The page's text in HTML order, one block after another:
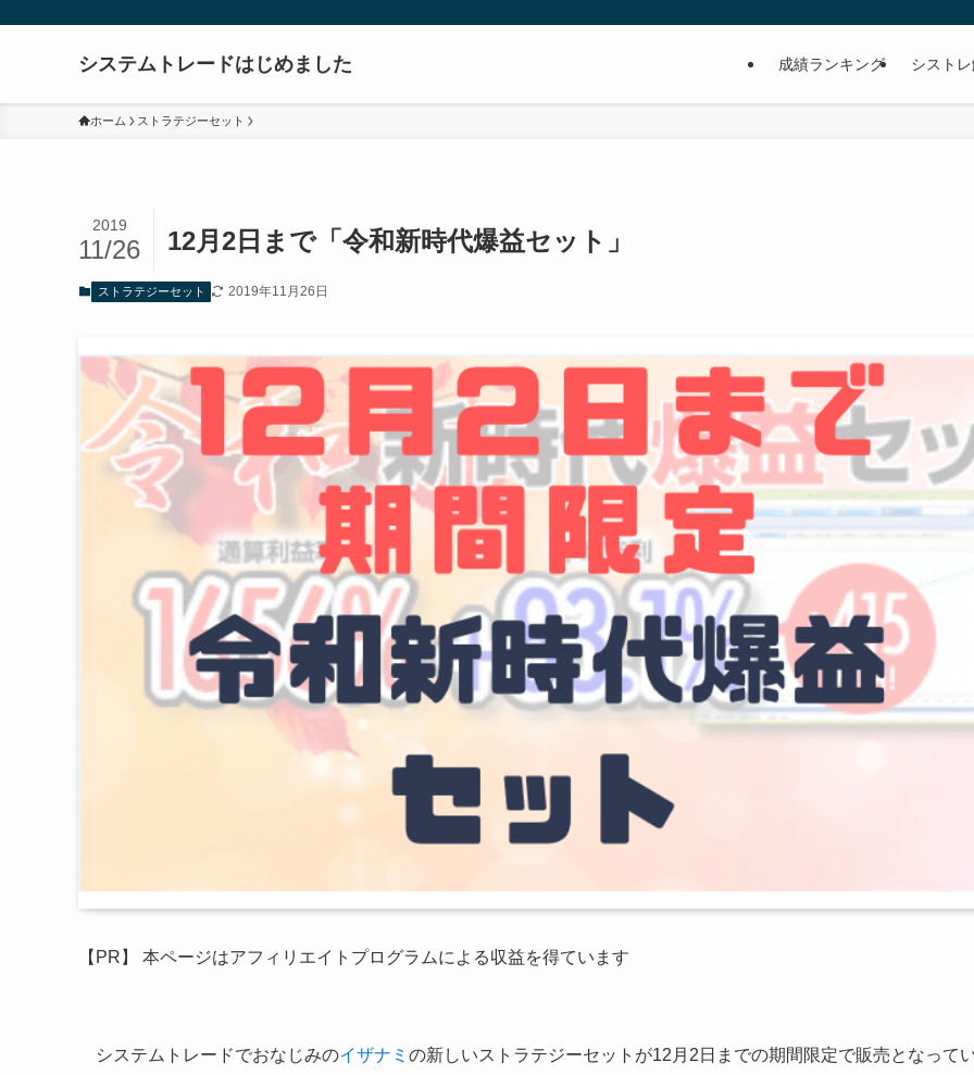
システムトレードはじめました 成績ランキング シスト
ホーム ストラテジーセット
12月2日まで「令和新時代爆益セット」
2019
11/26
ストラテジーセット 2019年11月26日
【PR】 本ページはアフィリエイトプログラムによる収益を得ています
システムトレードでおなじみのイザナミ の新しいストラテジーセットが12月2日までの期間限定で販売となって